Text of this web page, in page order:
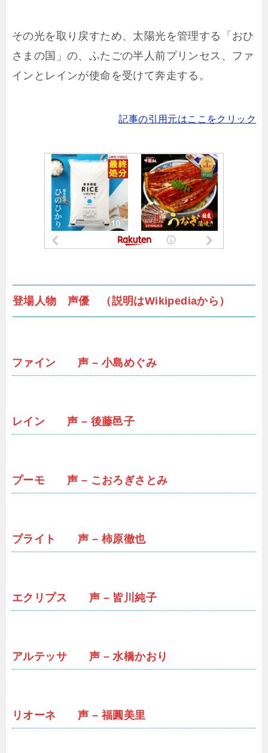
その光を取り戻すため、太陽光を管理する「おひ
さまの国」の、ふたごの半人前プリンセス、ファ
インとレインが使命を受けて奔走する。
記事の引用元はここをクリック
登場人物 声優 （説明はWikipediaから）
ファイン 声 – 小島めぐみ
レイン 声 – 後藤邑子
プーモ 声 – こおろぎさとみ
ブライト 声 – 柿原徹也
エクリプス 声 – 皆川純子
アルテッサ 声 – 水橋かおり
リオーネ 声 – 福圓美里